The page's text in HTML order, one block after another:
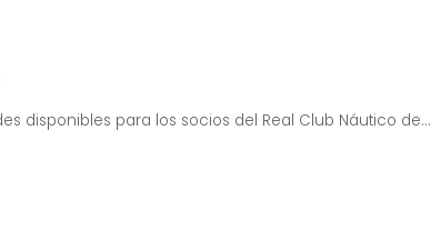
disponibles para los socios del Real Club Náutico de...